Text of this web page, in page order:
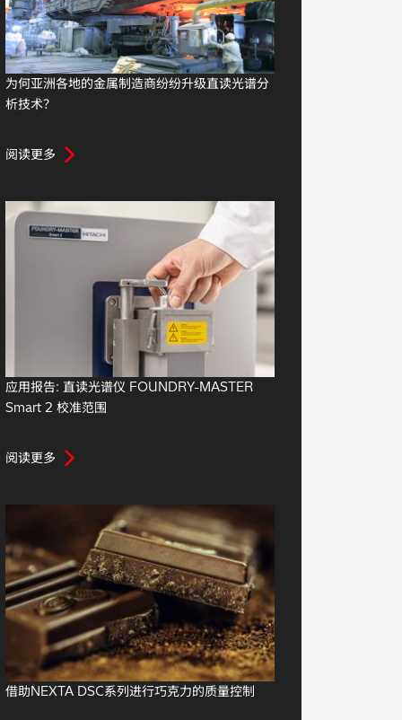
为何亚洲各地的金属制造商纷纷升级直读光谱分
析技术？
阅读更多
应用报告: 直读光谱仪 FOUNDRY-MASTER
Smart 2 校准范围
阅读更多
借助NEXTA DSC系列进行巧克力的质量控制